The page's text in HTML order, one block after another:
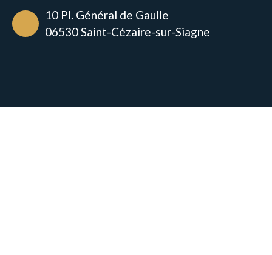
10 Pl. Général de Gaulle
06530 Saint-Cézaire-sur-Siagne